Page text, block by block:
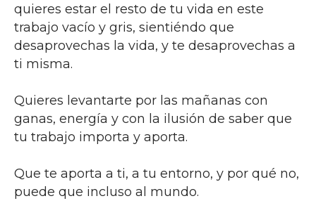
quieres estar el resto de tu vida en este
trabajo vacío y gris, sientiéndo que
desaprovechas la vida, y te desaprovechas a
ti misma.
Quieres levantarte por las mañanas con
ganas, energía y con la ilusión de saber que
tu trabajo importa y aporta.
Que te aporta a ti, a tu entorno, y por qué no,
puede que incluso al mundo.